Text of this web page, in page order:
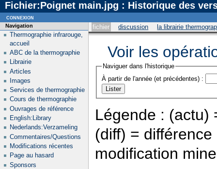
Fichier:Poignet main.jpg : Historique des
fichier discussion la librairie
Voir les
Naviguer dans l'historique
À partir de l'année (et précédentes) :
Légende : (actu)
(diff) =
modification
Navigation
Thermographie infrarouge,
accueil
ABC de la thermographie
Librairie
Articles
Images
Services de thermographie
Cours de thermographie
Ouvrages de référence
English:Library
Nederlands:Verzameling
Commentaires/Questions
Modifications récentes
Page au hasard
Sponsors
connexion